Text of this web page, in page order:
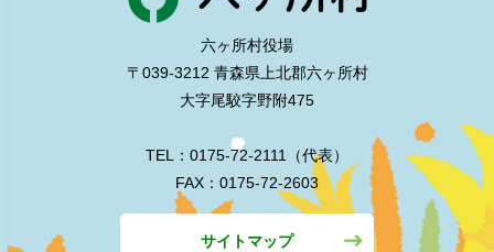
六ヶ所村役場
〒039-3212 青森県上北郡六ヶ所村
大字尾駮字野附475
TEL：0175-72-2111（代表）
FAX：0175-72-2603
サイトマップ